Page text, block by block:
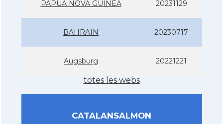
PAPUA NOVA GUINEA 20231129
BAHRAIN 20230717
Augsburg 20221221
totes les webs
CATALANSALMON